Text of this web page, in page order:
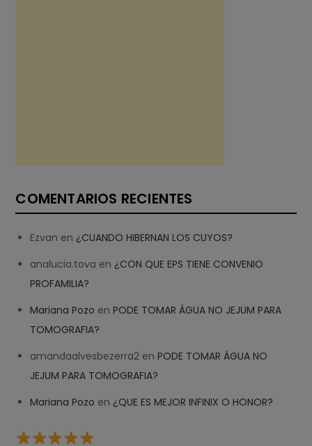
COMENTARIOS RECIENTES
Ezvan en ¿CUANDO HIBERNAN LOS CUYOS?
analucia.tova en ¿CON QUE EPS TIENE CONVENIO
PROFAMILIA?
Mariana Pozo enPODE TOMAR ÁGUA NO JEJUM PARA
TOMOGRAFIA?
amandaalvesbezerra2 enPODE TOMAR ÁGUA NO
JEJUM PARA TOMOGRAFIA?
Mariana Pozo en ¿QUE ES MEJOR INFINIX O HONOR?